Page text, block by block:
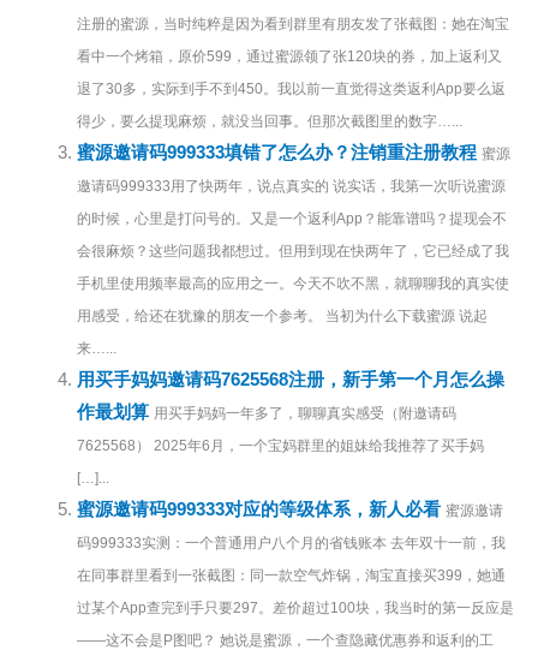
注册的蜜源，当时纯粹是因为看到群里有朋友发了张截图：她在淘宝
看中一个烤箱，原价599，通过蜜源领了张120块的券，加上返利又
退了30多，实际到手不到450。我以前一直觉得这类返利App要么返
得少，要么提现麻烦，就没当回事。但那次截图里的数字…...
蜜源邀请码999333填错了怎么办？注销重注册教程 蜜源
邀请码999333用了快两年，说点真实的 说实话，我第一次听说蜜源
的时候，心里是打问号的。又是一个返利App？能靠谱吗？提现会不
会很麻烦？这些问题我都想过。但用到现在快两年了，它已经成了我
手机里使用频率最高的应用之一。今天不吹不黑，就聊聊我的真实使
用感受，给还在犹豫的朋友一个参考。 当初为什么下载蜜源 说起
来…...
用买手妈妈邀请码7625568注册，新手第一个月怎么操
作最划算 用买手妈妈一年多了，聊聊真实感受（附邀请码
7625568） 2025年6月，一个宝妈群里的姐妹给我推荐了买手妈
[…]...
蜜源邀请码999333对应的等级体系，新人必看 蜜源邀请
码999333实测：一个普通用户八个月的省钱账本 去年双十一前，我
在同事群里看到一张截图：同一款空气炸锅，淘宝直接买399，她通
过某个App查完到手只要297。差价超过100块，我当时的第一反应是
——这不会是P图吧？ 她说是蜜源，一个查隐藏优惠券和返利的工